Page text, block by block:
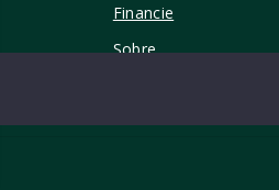
Financie
Sobre